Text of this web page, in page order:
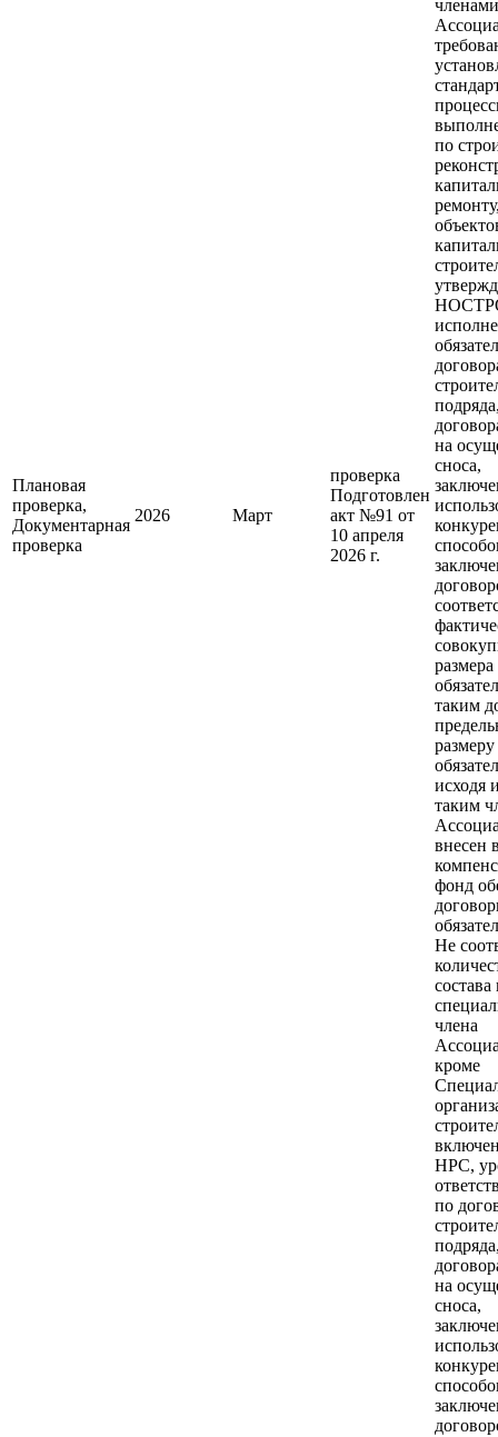
Плановая
проверка,
Документарная
проверка
2026 Март
проверка
Подготовлен
акт №91 от
10 апреля
2026 г.
членами
по
на
сноса,
размера
таким
размеру
исходя
таким
внесен
фонд
Не
члена
кроме
НРС,
по
на
сноса,